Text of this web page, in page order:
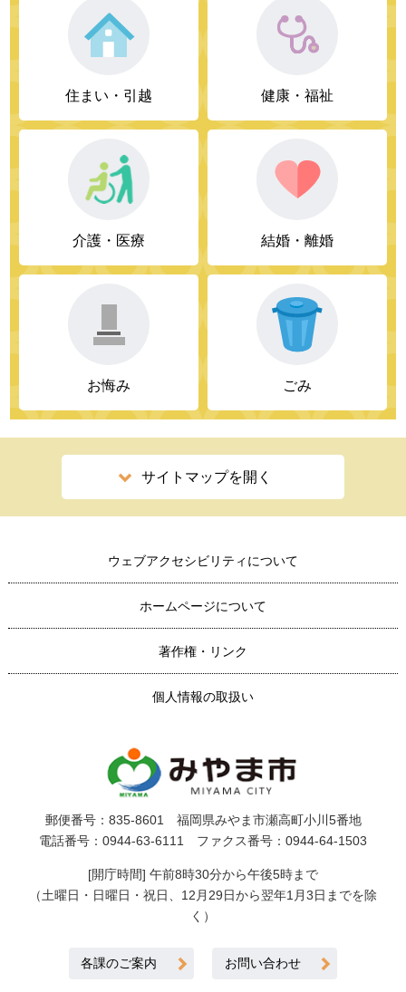
住まい・引越 健康・福祉
介護・医療 結婚・離婚
お悔み ごみ
サイトマップを開く
ウェブアクセシビリティについて
ホームページについて
著作権・リンク
個人情報の取扱い
郵便番号：835-8601 福岡県みやま市瀬高町小川5番地
電話番号：0944-63-6111 ファクス番号：0944-64-1503
[開庁時間] 午前8時30分から午後5時まで
（土曜日・日曜日・祝日、12月29日から翌年1月3日までを除
く）
各課のご案内 お問い合わせ